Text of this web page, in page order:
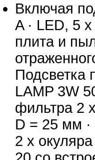
Включая
A · LED, 5
плита и
Подсветка
LAMP 3W
фильтра 2
D = 25 мм ·
2 х